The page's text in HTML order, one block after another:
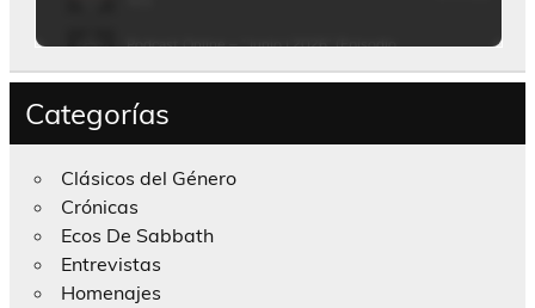
Categorías
Clásicos del Género
Crónicas
Ecos De Sabbath
Entrevistas
Homenajes